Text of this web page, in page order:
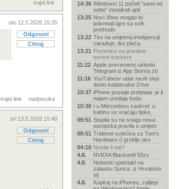
trajni link
uto 12.5.2026 15:25
Odgovori
Citiraj
trajni link nadporuka
sri 13.5.2026 15:48
Odgovori
Citiraj
14:36 Windowsi 11 počeli "sami od
sebe" instalirati apli
13:25 Novi Xbox mogao bi
pokretati igre sa svih
prethodn
13:22 Tko na umjetnoj inteligenciji
zarađuje, tko plaća,
13:21 Pozivnice za privatne
torrent trackere
11:22 Apple privremeno uklonio
Telegram iz App Storea zb
11:16 YouTubeov udar na AI slop
donio kolateralne žrtve
10:37 iPhone postaje pretplata: je li
najam uređaja budu
10:30 I u Mercedesu zaokret: u
kabinu se vraćaju tipke,
09:51 Stupila su na snagu nova
europska pravila o umjetn
08:51 Trideset svjećica za Tom's
Hardware (i groblje oko
04:10 Nosite li sat?
4.8.
NVIDIA Blackwell 50xx
4.8.
Nebeski spektakl na
zalasku Sunca: iz Hrvatske
slj
4.8.
Kopiraj na iPhoneu, zalijepi